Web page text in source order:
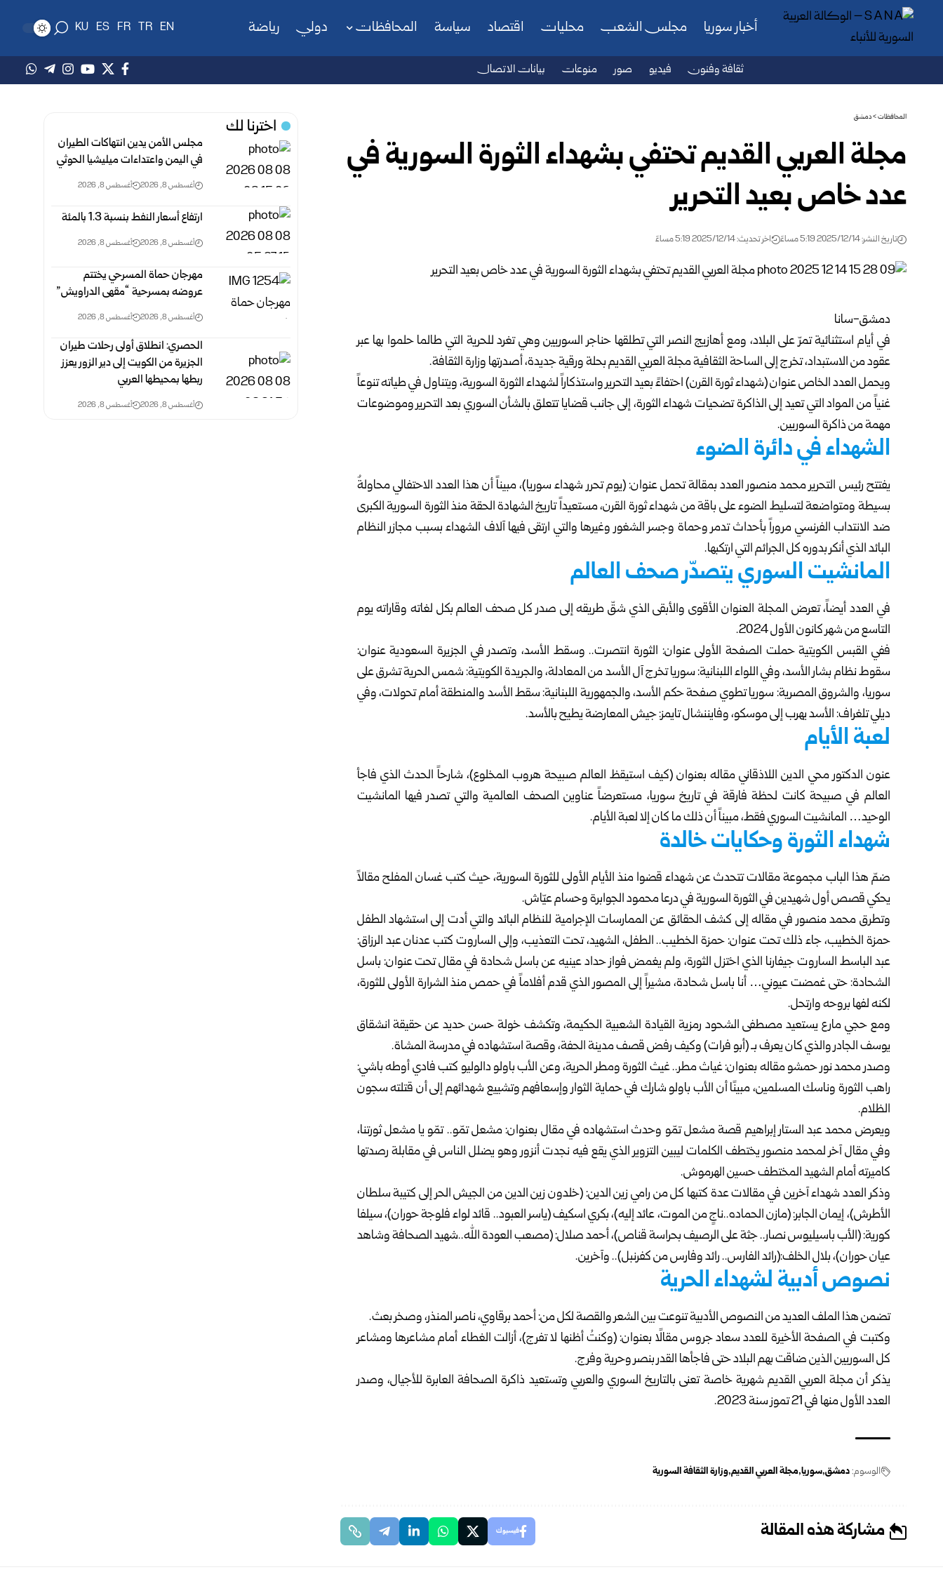
أخبار سوريا مجلس الشعب محليات اقتصاد سياسة المحافظات دولي رياضة EN
TR
FR
ES
KU
ثقافة وفنون فيديو صور منوعات بيانات الاتصال
المحافظات>دمشق
مجلة العربي القديم تحتفي بشهداء الثورة السورية في
عدد خاص بعيد التحرير
تاريخ النشر: 2025/12/14 5:19 مساءً اخر تحديث: 2025/12/14 5:19 مساءً
دمشق-سانا
في أيام استثنائية تمرّ على البلاد، ومع أهازيج النصر التي تطلقها حناجر السوريين وهي تغرد للحرية التي طالما حلموا بها عبر
عقود من الاستبداد، تخرج إلى الساحة الثقافية مجلة العربي القديم بحلة ورقية جديدة، أصدرتها وزارة الثقافة.
ويحمل العدد الخاص عنوان (شهداء ثورة القرن) احتفاءً بعيد التحرير واستذكاراً لشهداء الثورة السورية، ويتناول في طياته تنوعاً
غنياً من المواد التي تعيد إلى الذاكرة تضحيات شهداء الثورة، إلى جانب قضايا تتعلق بالشأن السوري بعد التحرير وموضوعات
مهمة من ذاكرة السوريين.
الشهداء في دائرة الضوء
يفتتح رئيس التحرير محمد منصور العدد بمقالة تحمل عنوان: (يوم تحرر شهداء سوريا)، مبيناً أن هذا العدد الاحتفالي محاولةٌ
بسيطة ومتواضعة لتسليط الضوء على باقة من شهداء ثورة القرن، مستعيداً تاريخ الشهادة الحقة منذ الثورة السورية الكبرى
ضد الانتداب الفرنسي مروراً بأحداث تدمر وحماة وجسر الشغور وغيرها والتي ارتقى فيها آلاف الشهداء بسبب مجازر النظام
البائد الذي أنكر بدوره كل الجرائم التي ارتكبها.
المانشيت السوري يتصدّر صحف العالم
في العدد أيضاً، تعرض المجلة العنوان الأقوى والأبقى الذي شقّ طريقه إلى صدر كل صحف العالم بكل لغاته وقاراته يوم
التاسع من شهر كانون الأول 2024.
ففي القبس الكويتية حملت الصفحة الأولى عنوان: الثورة انتصرت.. وسقط الأسد، وتصدر في الجزيرة السعودية عنوان:
سقوط نظام بشار الأسد، وفي اللواء اللبنانية: سوريا تخرج آل الأسد من المعادلة، والجريدة الكويتية: شمس الحرية تشرق على
سوريا، والشروق المصرية: سوريا تطوي صفحة حكم الأسد، والجمهورية اللبنانية: سقط الأسد والمنطقة أمام تحولات، وفي
ديلي تلغراف: الأسد يهرب إلى موسكو، وفايننشال تايمز: جيش المعارضة يطيح بالأسد.
لعبة الأيام
عنون الدكتور محي الدين اللاذقاني مقاله بعنوان (كيف استيقظ العالم صبيحة هروب المخلوع)، شارحاً الحدث الذي فاجأ
العالم في صبيحة كانت لحظة فارقة في تاريخ سوريا، مستعرضاً عناوين الصحف العالمية والتي تصدر فيها المانشيت
الوحيد… المانشيت السوري فقط، مبيناً أن ذلك ما كان إلا لعبة الأيام.
شهداء الثورة وحكايات خالدة
ضمّ هذا الباب مجموعة مقالات تتحدث عن شهداء قضوا منذ الأيام الأولى للثورة السورية، حيث كتب غسان المفلح مقالاً
يحكي قصص أول شهيدين في الثورة السورية في درعا محمود الجوابرة وحسام عيّاش.
وتطرق محمد منصور في مقاله إلى كشف الحقائق عن الممارسات الإجرامية للنظام البائد والتي أدت إلى استشهاد الطفل
حمزة الخطيب، جاء ذلك تحت عنوان: حمزة الخطيب.. الطفل، الشهيد، تحت التعذيب، وإلى الساروت كتب عدنان عبد الرزاق:
عبد الباسط الساروت جيفارنا الذي اختزل الثورة، ولم يغمض فواز حداد عينيه عن باسل شحادة في مقال تحت عنوان: باسل
الشحادة: حتى غمضت عيوني… أنا باسل شحادة، مشيراً إلى المصور الذي قدم أفلاماً في حمص منذ الشرارة الأولى للثورة،
لكنه لفها بروحه وارتحل.
ومع حجي مارع يستعيد مصطفى الشحود رمزية القيادة الشعبية الحكيمة، وتكشف خولة حسن حديد عن حقيقة انشقاق
يوسف الجادر والذي كان يعرف بـ (أبو فرات) وكيف رفض قصف مدينة الحفة، وقصة استشهاده في مدرسة المشاة.
وصدر محمد نور حمشو مقاله بعنوان: غياث مطر.. غيث الثورة ومطر الحرية، وعن الأب باولو دالوليو كتب فادي أوطه باشي:
راهب الثورة وناسك المسلمين، مبينًا أن الأب باولو شارك في حماية الثوار وإسعافهم وتشييع شهدائهم إلى أن قتلته سجون
الظلام.
ويعرض محمد عبد الستار إبراهيم قصة مشعل تمّو وحدث استشهاده في مقال بعنوان: مشعل تمّو.. تمّو يا مشعل ثورتنا،
وفي مقال آخر لمحمد منصور يختطف الكلمات ليبين التزوير الذي يقع فيه نجدت أنزور وهو يضلل الناس في مقابلة رصدتها
كاميرته أمام الشهيد المختطف حسين الهرموش.
وذكر العدد شهداء آخرين في مقالات عدة كتبها كل من رامي زين الدين: (خلدون زين الدين من الجيش الحر إلى كتيبة سلطان
الأطرش)، إيمان الجابر: (مازن الحماده..ناجٍ من الموت، عائد إليه)، بكري اسكيف (ياسر العبود.. قائد لواء فلوجة حوران)، سيلفا
كورية: (الأب باسيليوس نصار.. جثة على الرصيف بحراسة قناص)، أحمد صلال: (مصعب العودة الله..شهيد الصحافة وشاهد
عيان حوران)، بلال الخلف:(رائد الفارس.. رائد وفارس من كفرنبل).. وآخرين.
نصوص أدبية لشهداء الحرية
تضمن هذا الملف العديد من النصوص الأدبية تنوعت بين الشعر والقصة لكل من: أحمد برقاوي، ناصر المنذر، وصخر بعث.
وكتبت في الصفحة الأخيرة للعدد سعاد جروس مقالًا بعنوان: (وكنتُ أظنها لا تفرج)، أزالت الغطاء أمام مشاعرها ومشاعر
كل السوريين الذين ضاقت بهم البلاد حتى فاجأها القدر بنصر وحرية وفرج.
يذكر أن مجلة العربي القديم شهرية خاصة تعنى بالتاريخ السوري والعربي وتستعيد ذاكرة الصحافة العابرة للأجيال، وصدر
العدد الأول منها في 21 تموز سنة 2023.
الوسوم:دمشق سوريا مجلة العربي القديم وزارة الثقافة السورية
مشاركة هذه المقالة فيسبوك
اخترنا لك
مجلس الأمن يدين انتهاكات الطيران
في اليمن واعتداءات ميليشيا الحوثي
أغسطس 8, 2026 أغسطس 8, 2026
ارتفاع أسعار النفط بنسبة 1.3 بالمئة
أغسطس 8, 2026 أغسطس 8, 2026
مهرجان حماة المسرحي يختتم
عروضه بمسرحية “مقهى الدراويش”
أغسطس 8, 2026 أغسطس 8, 2026
الحصري: انطلاق أولى رحلات طيران
الجزيرة من الكويت إلى دير الزور يعزز
ربطها بمحيطها العربي
أغسطس 8, 2026 أغسطس 8, 2026